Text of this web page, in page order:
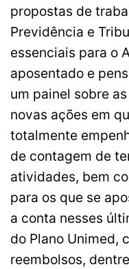
propostas de
Previdência e
essenciais para o
aposentado e
um painel sobre
novas ações em
totalmente
de contagem de
atividades, bem
para os que se
a conta nesses
do Plano Unimed,
reembolsos,